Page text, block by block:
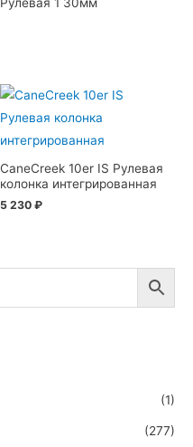
Рулевая 1 30мм
CaneCreek 10er IS Рулевая
колонка интегрированная
5 230 ₽
(1)
(277)